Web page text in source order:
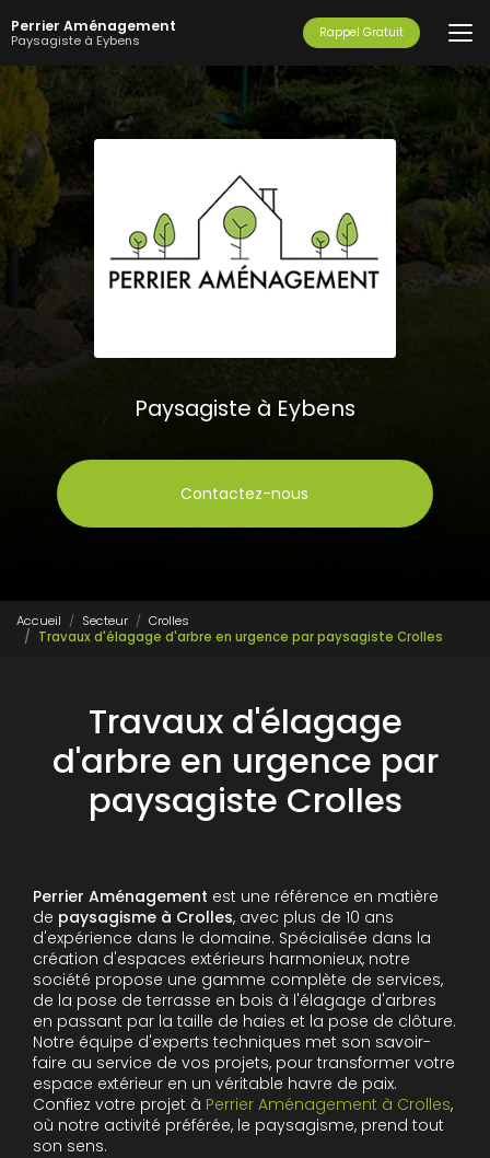
au
contenu
principal
Perrier Aménagement
Paysagiste à Eybens Rappel Gratuit
Paysagiste à Eybens
Contactez-nous
Accueil Secteur
Crolles
Travaux d'élagage d'arbre en urgence par paysagiste Crolles
Travaux d'élagage
d'arbre en urgence par
paysagiste Crolles
Perrier Aménagement est une référence en matière
de paysagisme à Crolles, avec plus de 10 ans
d'expérience dans le domaine. Spécialisée dans la
création d'espaces extérieurs harmonieux, notre
société propose une gamme complète de services,
de la pose de terrasse en bois à l'élagage d'arbres
en passant par la taille de haies et la pose de clôture.
Notre équipe d'experts techniques met son savoir-
faire au service de vos projets, pour transformer votre
espace extérieur en un véritable havre de paix.
Confiez votre projet à Perrier Aménagement à Crolles,
où notre activité préférée, le paysagisme, prend tout
son sens.